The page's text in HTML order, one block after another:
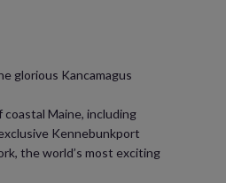
glorious Kancamagus
Maine, including
Kennebunkport
the world’s most exciting